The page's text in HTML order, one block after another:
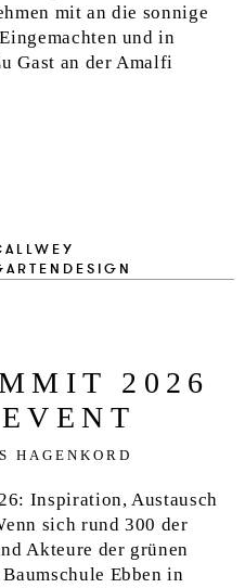
mit an die sonnige
und in
Gast an der Amalfi
2026
HAGENKORD
Inspiration, Austausch
sich rund 300 der
Akteure der grünen
Ebben in